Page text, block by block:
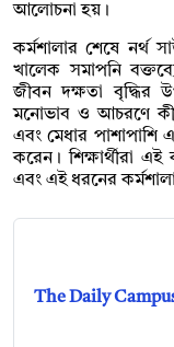
আলোচনা হয়।
কর্মশালার শেষে নর্থ
খালেক সমাপনি বক্তব্যে
জীবন দক্ষতা বৃদ্ধির
মনোভাব ও আচরণে
এবং মেধার পাশাপাশি
করেন। শিক্ষার্থীরা
এবং এই ধরনের
The Daily